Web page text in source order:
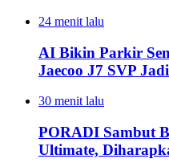
24 menit lalu
AI Bikin Parkir
Jaecoo J7 SVP
30 menit lalu
PORADI Sambut
Ultimate,